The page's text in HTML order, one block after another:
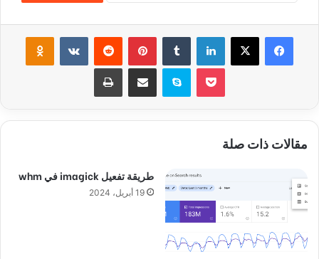
فيسبوك لينكدإن بينتيريست
سكايب
مقالات ذات صلة
طريقة تفعيل imagick في whm
19 أبريل، 2024